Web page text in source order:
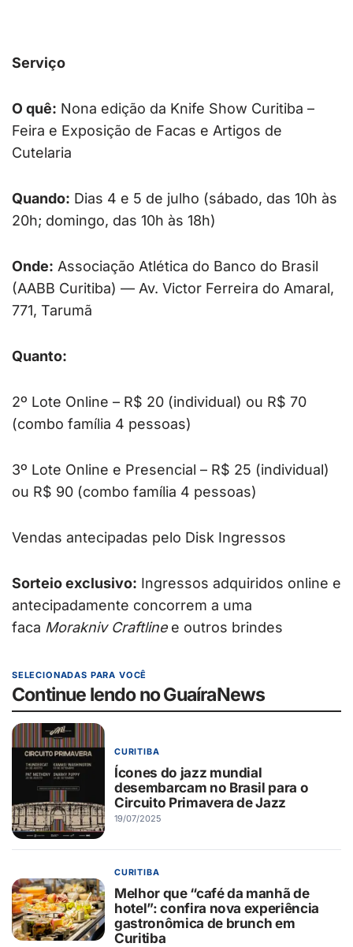
Serviço
O quê: Nona edição da Knife Show Curitiba –
Feira e Exposição de Facas e Artigos de
Cutelaria
Quando: Dias 4 e 5 de julho (sábado, das 10h às
20h; domingo, das 10h às 18h)
Onde: Associação Atlética do Banco do Brasil
(AABB Curitiba) — Av. Victor Ferreira do Amaral,
771, Tarumã
Quanto:
2º Lote Online – R$ 20 (individual) ou R$ 70
(combo família 4 pessoas)
3º Lote Online e Presencial – R$ 25 (individual)
ou R$ 90 (combo família 4 pessoas)
Vendas antecipadas pelo Disk Ingressos
Sorteio exclusivo: Ingressos adquiridos online e
antecipadamente concorrem a uma
faca Morakniv Craftline e outros brindes
SELECIONADAS PARA VOCÊ
Continue lendo no GuaíraNews
CURITIBA
Ícones do jazz mundial
desembarcam no Brasil para o
Circuito Primavera de Jazz
19/07/2025
CURITIBA
Melhor que “café da manhã de
hotel”: confira nova experiência
gastronômica de brunch em
Curitiba